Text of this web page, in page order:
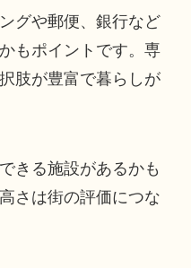
グや郵便、銀行など
もポイントです。専
肢が豊富で暮らしが
きる施設があるかも
さは街の評価につな